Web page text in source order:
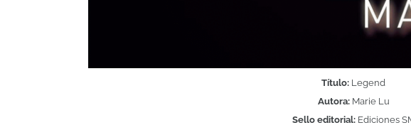
Título: Legend
Autora:Marie Lu
Sello editorial:Ediciones